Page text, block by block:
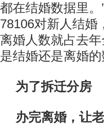
都在结婚数据里
78106对新人结婚
离婚人数就占去
是结婚还是离婚
为了拆迁分房
办完离婚，让